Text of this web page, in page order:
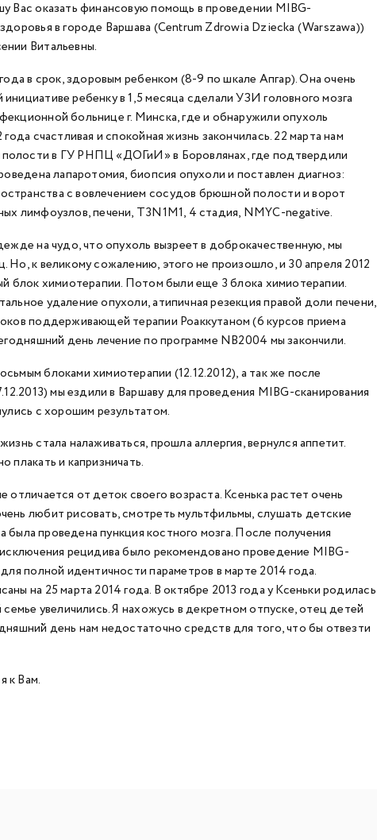
Вас оказать финансовую помощь в проведении MIBG-
в городе Варшава (Centrum Zdrowia Dziecka (Warszawa))
Витальевны.
в срок, здоровым ребенком (8-9 по шкале Апгар). Она очень
ребенку в 1,5 месяца сделали УЗИ головного мозга
больнице г. Минска, где и обнаружили опухоль
счастливая и спокойная жизнь закончилась. 22 марта нам
в ГУ РНПЦ «ДОГиИ» в Боровлянах, где подтвердили
лапаротомия, биопсия опухоли и поставлен диагноз:
с вовлечением сосудов брюшной полости и ворот
лимфоузлов, печени, T3N1M1, 4 стадия, NMYC-negative.
на чудо, что опухоль вызреет в доброкачественную, мы
к великому сожалению, этого не произошло, и 30 апреля 2012
блок химиотерапии. Потом были еще 3 блока химиотерапии.
удаление опухоли, атипичная резекция правой доли печени,
поддерживающей терапии Роаккутаном (6 курсов приема
день лечение по программе NB2004 мы закончили.
блоками химиотерапии (12.12.2012), а так же после
мы ездили в Варшаву для проведения MIBG-сканирования
с хорошим результатом.
стала налаживаться, прошла аллергия, вернулся аппетит.
плакать и капризничать.
от деток своего возраста. Ксенька растет очень
любит рисовать, смотреть мультфильмы, слушать детские
была проведена пункция костного мозга. После получения
рецидива было рекомендовано проведение MIBG-
полной идентичности параметров в марте 2014 года.
на 25 марта 2014 года. В октябре 2013 года у Ксеньки родилась
увеличились. Я нахожусь в декретном отпуске, отец детей
день нам недостаточно средств для того, что бы отвезти
к Вам.